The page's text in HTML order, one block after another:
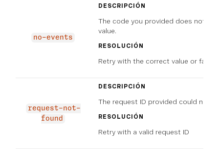
no-events
DESCRIPCIÓN
The code you provided does not
value.
RESOLUCIÓN
Retry with the correct value or fail
request-not-
found
DESCRIPCIÓN
The request ID provided could not
RESOLUCIÓN
Retry with a valid request ID